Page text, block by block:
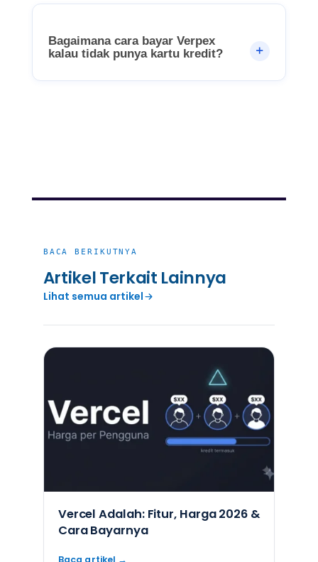
Bagaimana cara bayar Verpex
kalau tidak punya kartu kredit?
BACA BERIKUTNYA
Artikel Terkait Lainnya
Lihat semua artikel
Vercel Adalah: Fitur, Harga 2026 &
Cara Bayarnya